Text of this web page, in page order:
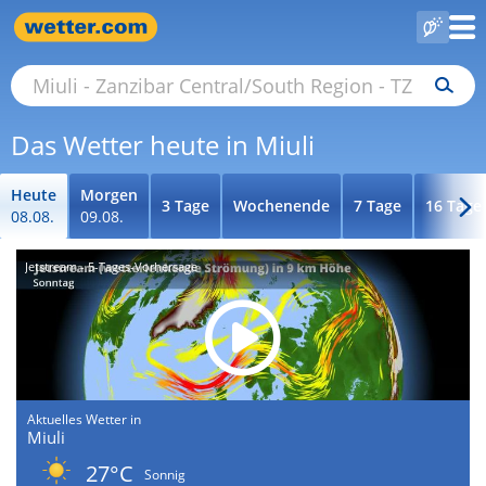
Das Wetter heute in Miuli
Heute
08.08.
Morgen
09.08.
3 Tage Wochenende 7 Tage 16 Tage
Jetstream - 5-Tages-Vorhersage
Aktuelles Wetter in
Miuli
27°C
Sonnig